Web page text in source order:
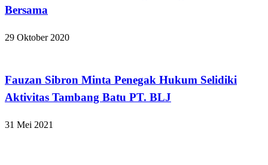
Bersama
29 Oktober 2020
Fauzan Sibron Minta Penegak Hukum Selidiki
Aktivitas Tambang Batu PT. BLJ
31 Mei 2021